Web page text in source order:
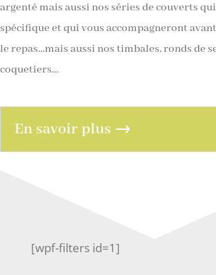
argenté mais aussi nos séries de couverts
spécifique et qui vous accompagneront
le repas…mais aussi nos timbales, ronds de
coquetiers…
En savoir plus →
[wpf-filters id=1]